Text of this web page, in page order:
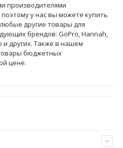
–
производителями
у нас вы можете купить
другие товары для
брендов: GoPro, Hannah,
и других. Также в нашем
бюджетных
цене.